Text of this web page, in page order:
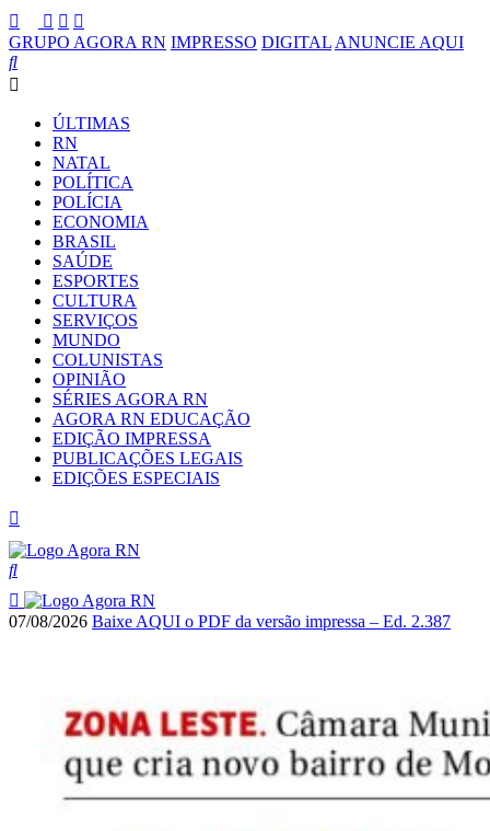
GRUPO AGORA RN IMPRESSO DIGITAL ANUNCIE AQUI
ÚLTIMAS
RN
NATAL
POLÍTICA
POLÍCIA
ECONOMIA
BRASIL
SAÚDE
ESPORTES
CULTURA
SERVIÇOS
MUNDO
COLUNISTAS
OPINIÃO
SÉRIES AGORA RN
AGORA RN EDUCAÇÃO
EDIÇÃO IMPRESSA
PUBLICAÇÕES LEGAIS
EDIÇÕES ESPECIAIS
07/08/2026 Baixe AQUI o PDF da versão impressa – Ed. 2.387